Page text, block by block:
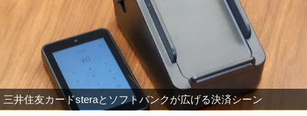
三井住友カードsteraとソフトバンクが広げる決済シーン